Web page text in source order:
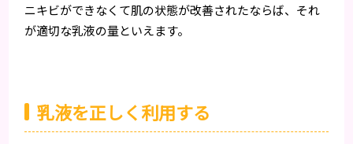
ニキビができなくて肌の状態が改善されたならば、それ
が適切な乳液の量といえます。
乳液を正しく利用する